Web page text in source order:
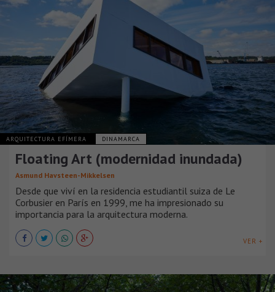
ARQUITECTURA EFÍMERA DINAMARCA
Floating Art (modernidad inundada)
Asmund Havsteen-Mikkelsen
Desde que viví en la residencia estudiantil suiza de Le
Corbusier en París en 1999, me ha impresionado su
importancia para la arquitectura moderna.
VER +